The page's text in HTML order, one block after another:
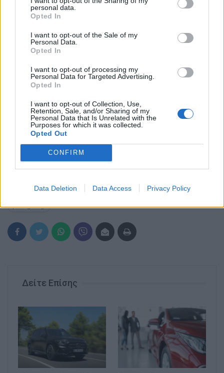
personal data.
Opted In
I want to opt-out of the Sale of my
Personal Data.
Opted In
I want to opt-out of processing my
Personal Data for Targeted Advertising.
Opted In
I want to opt-out of Collection, Use,
Retention, Sale, and/or Sharing of my
Personal Data that Is Unrelated with the
Purposes for which it was collected.
Opted Out
CONFIRM
Data Deletion Data Access Privacy Policy
πόλεων σε μια συζήτηση για τον ρόλο της τοπικής
ηγεσίας στην προσέλκυση επενδύσεων.
Η πλούσια ατζέντα του συνεδρίου αποτυπώνει ένα
σαφές μήνυμα: η Κρήτη δεν αναζητά απλώς
ανάπτυξη. Διεκδικεί μια νέα ταυτότητα, ως κόμβος
ενέργειας, μεταφορών, τεχνολογίας και στρατηγικών
υποδομών στο σταυροδρόμι τριών ηπείρων.
Ακολουθήστε το MotorOne.gr στο
Google News
ενημέρωση!
powergame.gr
Δείτε Επίσης